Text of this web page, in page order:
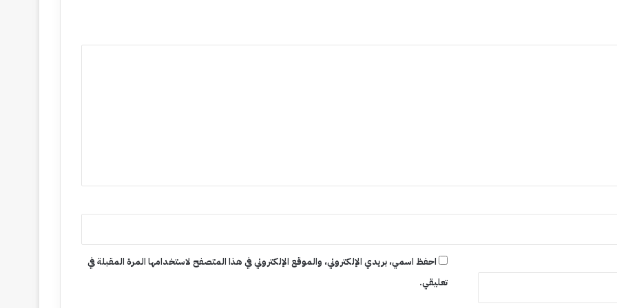
احفظ اسمي، بريدي الإلكتروني، والموقع الإلكتروني في هذا المتصفح لاستخدامها المرة المقبلة في
تعليقي.